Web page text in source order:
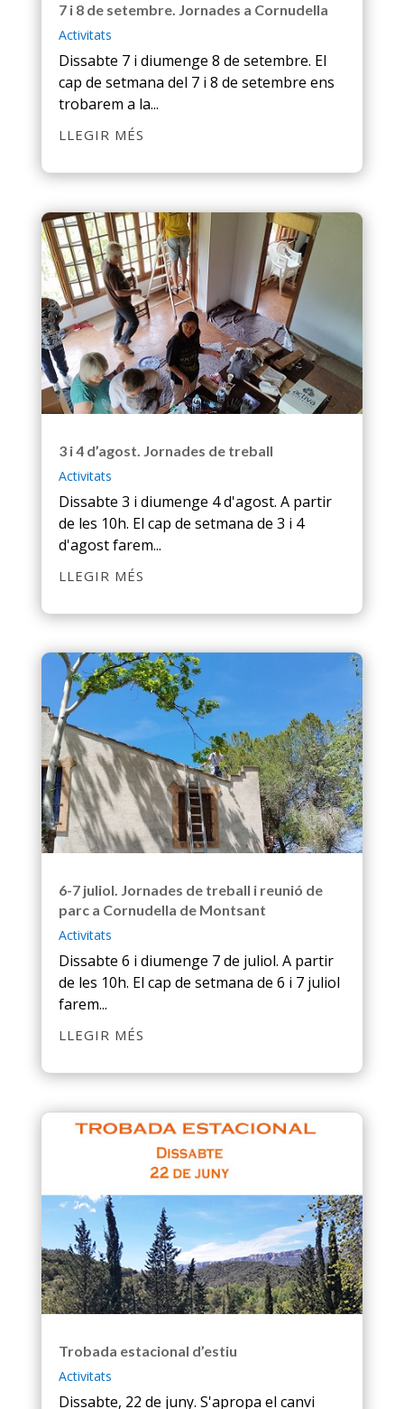
7 i 8 de setembre. Jornades a Cornudella
Activitats
Dissabte 7 i diumenge 8 de setembre. El
cap de setmana del 7 i 8 de setembre ens
trobarem a la...
LLEGIR MÉS
3 i 4 d’agost. Jornades de treball
Activitats
Dissabte 3 i diumenge 4 d'agost. A partir
de les 10h. El cap de setmana de 3 i 4
d'agost farem...
LLEGIR MÉS
6-7 juliol. Jornades de treball i reunió de
parc a Cornudella de Montsant
Activitats
Dissabte 6 i diumenge 7 de juliol. A partir
de les 10h. El cap de setmana de 6 i 7 juliol
farem...
LLEGIR MÉS
Trobada estacional d’estiu
Activitats
Dissabte, 22 de juny. S'apropa el canvi